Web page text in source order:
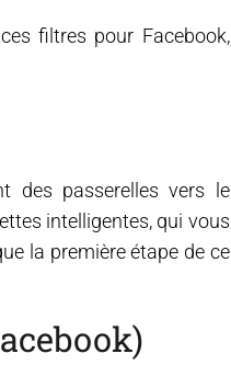
filtres pour Facebook,
des passerelles vers le
intelligentes, qui vous
la première étape de ce